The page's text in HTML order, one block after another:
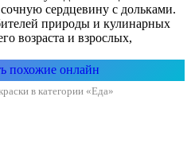
сердцевину с дольками.
природы и кулинарных
возраста и взрослых,
похожие онлайн
в категории «Еда»